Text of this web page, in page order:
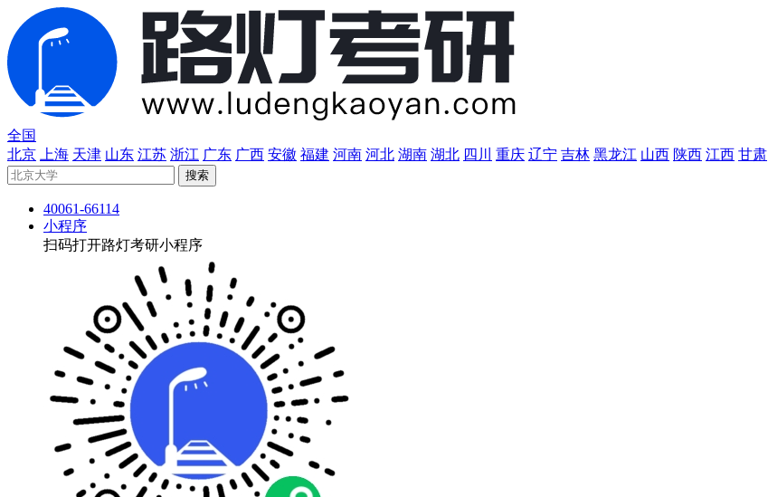
全国
北京
上海 天津 山东 江苏 浙江 广东 广西 安徽 福建 河南 河北 湖南 湖北 四川 重庆 辽宁 吉林 黑龙江 山西 陕西 江西 甘肃
40061-66114
小程序
扫码打开路灯考研小程序